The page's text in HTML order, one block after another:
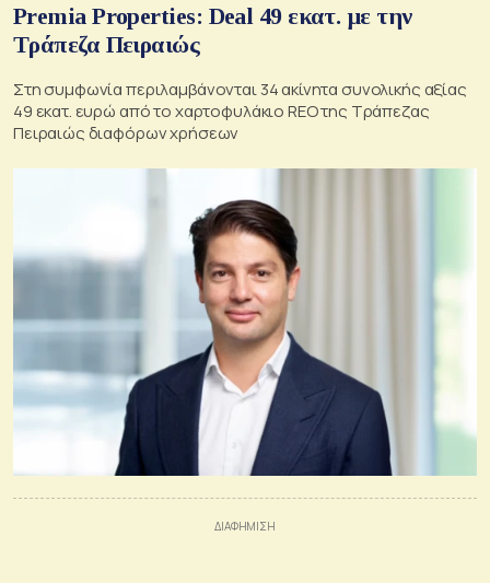
Premia Properties: Deal 49 εκατ. με την
Τράπεζα Πειραιώς
Στη συμφωνία περιλαμβάνονται 34 ακίνητα συνολικής αξίας
49 εκατ. ευρώ από το χαρτοφυλάκιο REO της Τράπεζας
Πειραιώς διαφόρων χρήσεων